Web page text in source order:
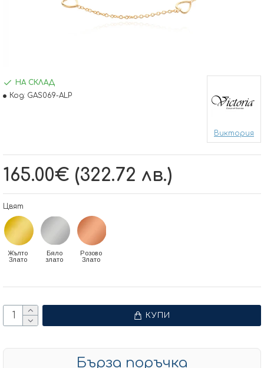
165.00€ (322.72 лв.)
НА СКЛАД
Код: GAS069-ALP
Виктория
Цвят
Жълто
Злато
Бяло
злато
Розово
Злато
КУПИ
Бърза поръчка